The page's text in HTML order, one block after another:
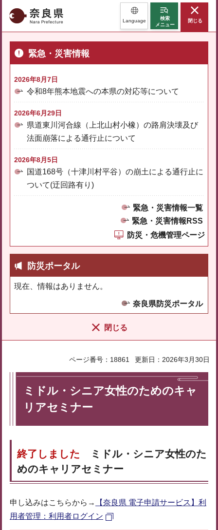
奈良県 Language
検索
メニュー
閉じる
緊急・災害情報
2026年8月7日
令和8年熊本地震への本県の対応等について
2026年6月29日
県道東川河合線（上北山村小橡）の路肩決壊及び
法面崩落による通行止について
2026年8月5日
国道168号（十津川村平谷）の崩土による通行止に
ついて(迂回路有り)
緊急・災害情報一覧
緊急・災害情報RSS
防災・危機管理ページ
防災ポータル
現在、情報はありません。
奈良県防災ポータル
閉じる
ページ番号：18861 更新日：2026年3月30日
ミドル・シニア女性のためのキャ
リアセミナー
終了しました
ミドル・シニア女性のた
めのキャリアセミナー
申し込みはこちらから→
【奈良県 電子申請サービス】利
用者管理：利用者ログイン